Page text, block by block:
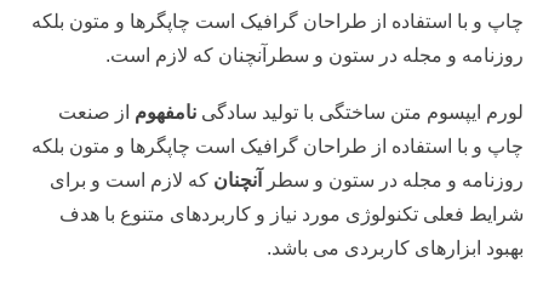
چاپ و با استفاده از طراحان گرافیک است چاپگرها و متون بلکه
روزنامه و مجله در ستون و سطرآنچنان که لازم است.
لورم ایپسوم متن ساختگی با تولید سادگی نامفهوم از صنعت
چاپ و با استفاده از طراحان گرافیک است چاپگرها و متون بلکه
روزنامه و مجله در ستون و سطر
آنچنان که لازم است و برای
شرایط فعلی تکنولوژی مورد نیاز و کاربردهای متنوع با هدف
بهبود ابزارهای کاربردی می باشد.